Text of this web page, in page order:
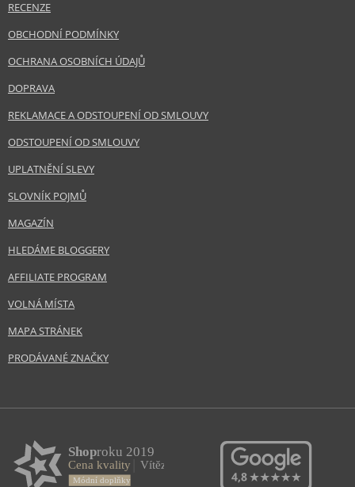
RECENZE
OBCHODNÍ PODMÍNKY
OCHRANA OSOBNÍCH ÚDAJŮ
DOPRAVA
REKLAMACE A ODSTOUPENÍ OD SMLOUVY
ODSTOUPENÍ OD SMLOUVY
UPLATNĚNÍ SLEVY
SLOVNÍK POJMŮ
MAGAZÍN
HLEDÁME BLOGGERY
AFFILIATE PROGRAM
VOLNÁ MÍSTA
MAPA STRÁNEK
PRODÁVANÉ ZNAČKY